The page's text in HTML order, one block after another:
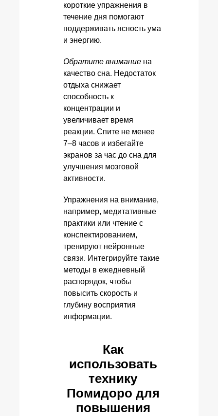
короткие упражнения в
течение дня помогают
поддерживать ясность ума
и энергию.
Обратите внимание на
качество сна. Недостаток
отдыха снижает
способность к
концентрации и
увеличивает время
реакции. Спите не менее
7–8 часов и избегайте
экранов за час до сна для
улучшения мозговой
активности.
Упражнения на внимание,
например, медитативные
практики или чтение с
конспектированием,
тренируют нейронные
связи. Интегрируйте такие
методы в ежедневный
распорядок, чтобы
повысить скорость и
глубину восприятия
информации.
Как
использовать
технику
Помидоро для
повышения